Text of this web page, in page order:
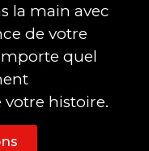
la main avec
de votre
quel
histoire.